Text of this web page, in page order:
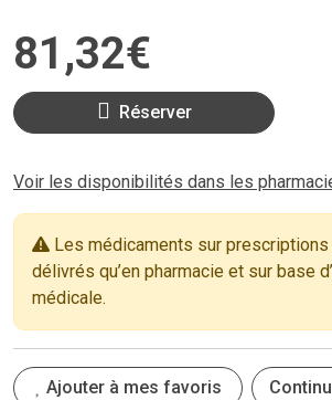
81 ,32€
Réserver
Voir les disponibilités dans les
Les médicaments sur
délivrés qu’en pharmacie et sur base
médicale.
Ajouter à mes favoris